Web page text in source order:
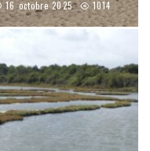
16 octobre 2025 1014